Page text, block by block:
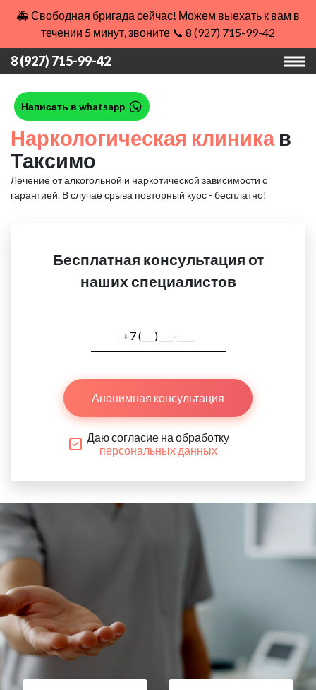
🚑 Свободная бригада сейчас! Можем выехать к вам в
течении 5 минут, звоните 📞 8 (927) 715-99-42
8 (927) 715-99-42
Написать в whatsapp
Наркологическая клиникав
Таксимо
Лечение от алкогольной и наркотической зависимости с
гарантией. В случае срыва повторный курс - бесплатно!
Бесплатная консультация от
наших специалистов
Анонимная консультация
Даю согласие на обработку
персональных данных